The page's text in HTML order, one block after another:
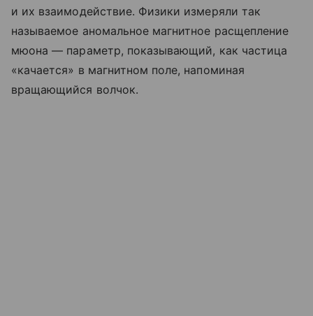
и их взаимодействие. Физики измеряли так
называемое аномальное магнитное расщепление
мюона — параметр, показывающий, как частица
«качается» в магнитном поле, напоминая
вращающийся волчок.